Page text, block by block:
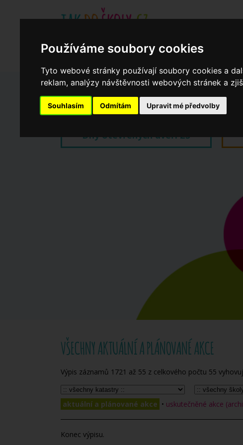
Používáme soubory cookies
Tyto webové stránky používají soubory cookies a
reklam, analýzy návštěvnosti webových stránek a
Souhlasím Odmítám Upravit mé předvolby
Základní školy Aktuality Akce Soukromé základní
Když potřebujete pomoci
Ročenka
cookies
Zápisy do ZŠ 2026/27
Dny otevřených dveří ZŠ
VŠECHNY AKTUÁLNÍ A PLÁNOVANÉ AKCE
Výpis záznamů 1721 až 55 z celkového počtu 55
aktuální a plánované akce • uskutečněné akce
Konec výpisu.